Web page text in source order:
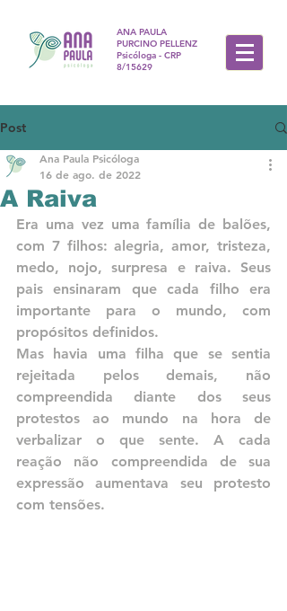
ANA PAULA
PURCINO PELLENZ
Psicóloga - CRP
8/15629
Post
A Raiva
Ana Paula Psicóloga
16 de ago. de 2022
Era uma vez uma família de balões,
com 7 filhos: alegria, amor, tristeza,
medo, nojo, surpresa e raiva. Seus
pais ensinaram que cada filho era
importante para o mundo, com
propósitos definidos.
Mas havia uma filha que se sentia
rejeitada pelos demais, não
compreendida diante dos seus
protestos ao mundo na hora de
verbalizar o que sente. A cada
reação não compreendida de sua
expressão aumentava seu protesto
com tensões.